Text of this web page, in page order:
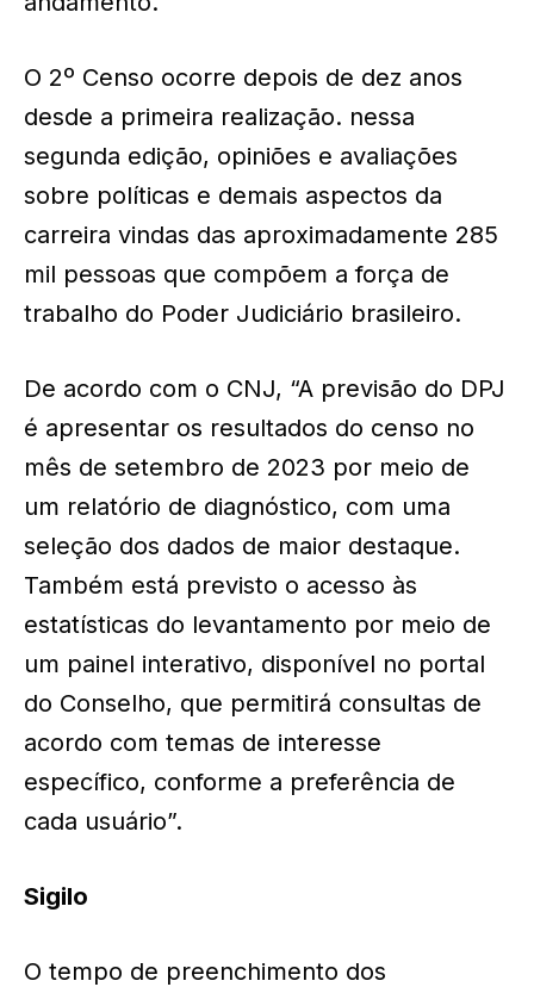
O 2º Censo ocorre depois de dez anos
desde a primeira realização. nessa
segunda edição, opiniões e avaliações
sobre políticas e demais aspectos da
carreira vindas das aproximadamente 285
mil pessoas que compõem a força de
trabalho do Poder Judiciário brasileiro.
De acordo com o CNJ, “A previsão do DPJ
é apresentar os resultados do censo no
mês de setembro de 2023 por meio de
um relatório de diagnóstico, com uma
seleção dos dados de maior destaque.
Também está previsto o acesso às
estatísticas do levantamento por meio de
um painel interativo, disponível no portal
do Conselho, que permitirá consultas de
acordo com temas de interesse
específico, conforme a preferência de
cada usuário”.
Sigilo
O tempo de preenchimento dos